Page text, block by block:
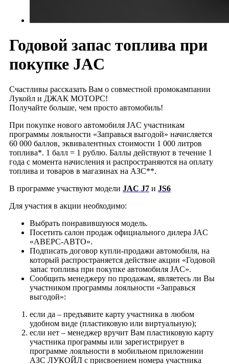
Годовой запас топлива при
покупке JAC
Счастливы рассказать Вам о совместной промокампании
Лукойл и ДЖАК МОТОРС!
Получайте больше, чем просто автомобиль!
При покупке нового автомобиля JAC участникам
программы лояльности «Заправься выгодой» начисляется
60 000 баллов, эквивалентных стоимости 1 000 литров
топлива*. 1 балл = 1 рублю. Баллы действуют в течение 1
года с момента начисления и распространяются на оплату
топлива и товаров в магазинах на АЗС**.
В программе участвуют модели JAC J7 и JS6
Для участия в акции необходимо:
Выбрать понравившуюся модель.
Посетить салон продаж официального дилера JAC
«АВЕРС-АВТО».
Подписать договор купли-продажи автомобиля, на
который распространяется действие акции «Годовой
запас топлива при покупке автомобиля JAC».
Сообщить менеджеру по продажам, являетесь ли Вы
участником программы лояльности «Заправься
выгодой»:
если да – предъявите карту участника в любом
удобном виде (пластиковую или виртуальную);
если нет – менеджер вручит Вам пластиковую карту
участника программы или зарегистрирует в
программе лояльности в мобильном приложении
АЗС ЛУКОЙЛ с присвоением номера участника